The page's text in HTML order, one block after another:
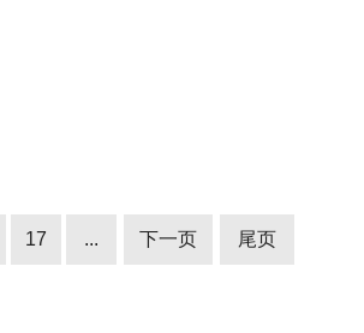
17 ... 下一页 尾页